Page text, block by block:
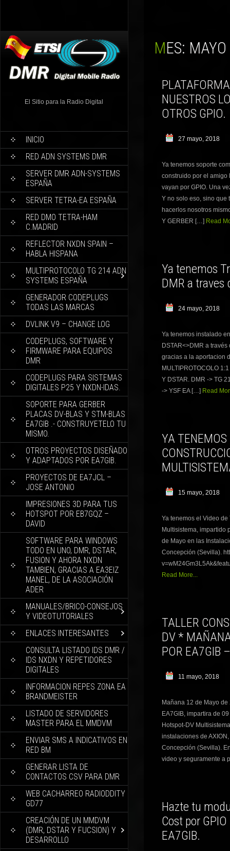
El Sitio para la Radio Digital
INICIO
RED ADN SYSTEMS DMR
SERVER DMR ADN-SYSTEMS
ESPAÑA
SERVER TETRA-EA ESPAÑA
RED DMO TETRA-HAM
C.MADRID
REFLECTOR NXDN SPAIN –
HABLA HISPANA
MULTIPROTOCOLO TG 214 ADN
SYSTEMS ESPAÑA
GENERADOR CODEPLUGS
TODAS LAS MARCAS
DVLINK V9 – CHANGE LOG
CODEPLUGS, SOFTWARE Y
FIRMWARE PARA EQUIPOS
DMR
CODEPLUGS PARA SISTEMAS
DIGITALES P25 Y NXDN-IDAS.
SOPORTE PARA GERBER
PLACAS DV-BLAS Y STM-BLAS
EA7GIB .- CONSTRUYETELO TU
MISMO.
OTROS PROYECTOS DISEÑADO
Y ADAPTADOS POR EA7GIB.
PROYECTOS DE EA7JCL –
JOSE ANTONIO
IMPRESIONES 3D PARA TUS
HOTSPOT POR EB7GQZ –
DAVID
SOFTWARE PARA WINDOWS
TODO EN UNO, DMR, DSTAR,
FUSION Y AHORA NXDN
TAMBIEN, GRACIAS A EA3EIZ
MANEL, DE LA ASOCIACIÓN
ADER
MANUALES/BRICO-CONSEJOS
Y VIDEOTUTORIALES
ENLACES INTERESANTES
CONSULTA LISTADO IDS DMR /
IDS NXDN Y REPETIDORES
DIGITALES
INFORMACION REPES ZONA EA
BRANDMEISTER
LISTADO DE SERVIDORES
MASTER PARA EL MMDVM
ENVIAR SMS A INDICATIVOS EN
RED BM
GENERAR LISTA DE
CONTACTOS CSV PARA DMR
WEB CACHARREO RADIODDITY
GD77
CREACIÓN DE UN MMDVM
(DMR, DSTAR Y FUCSION) Y
DESARROLLO
MES:
NUESTROS
OTROS GPIO.
27 mayo, 2018
Ya tenemos soporte
construido por el amigo
vayan por GPIO. Una
Y no solo eso, sino que
hacerlos nosotros
Y GERBER […] Read
Ya tenemos
DMR a traves
24 mayo, 2018
Ya tenemos instalado
DSTAR<>DMR a
gracias a la aportacion
MULTIPROTOCOLO
Y DSTAR. DMR -> TG
-> YSF EA […] Read
YA TENEMOS
15 mayo, 2018
Ya tenemos el Video
Multisistema, impartido
de Mayo en las
Concepción (Sevilla).
Read More...
TALLER
DV *
POR EA7GIB
11 mayo, 2018
Mañana 12 de Mayo
EA7GIB, impartira de
Hotspot-DV
instalaciones de
Concepción (Sevilla).
video y seguramente a
Hazte tu
Cost por
EA7GIB.